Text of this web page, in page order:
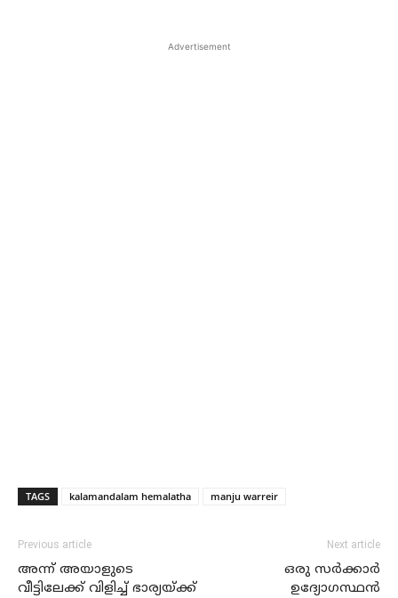
Advertisement
TAGS kalamandalam hemalatha manju warreir
Previous article
അന്ന് അയാളുടെ
വീട്ടിലേക്ക് വിളിച്ച് ഭാര്യയ്ക്ക്
Next article
ഒരു സര്‍ക്കാര്‍
ഉദ്യോഗസ്ഥന്‍